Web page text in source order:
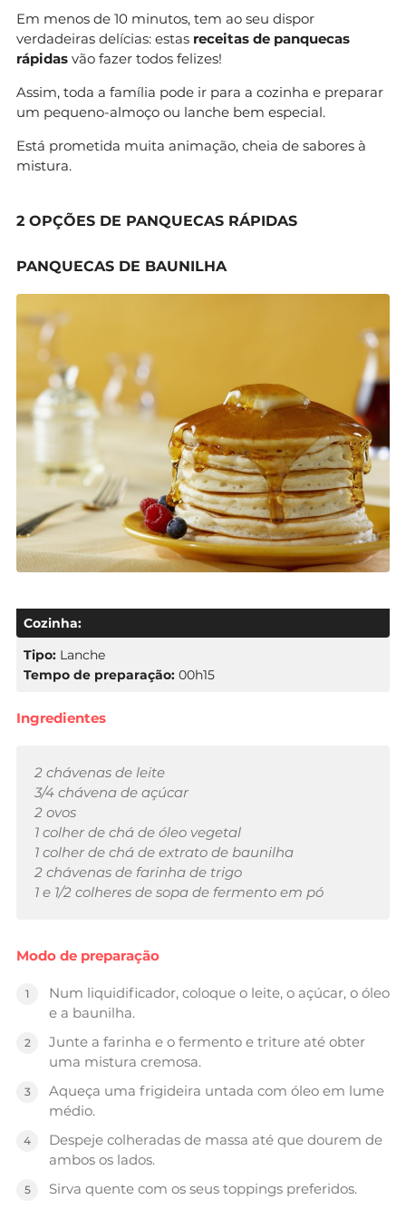
Em menos de 10 minutos, tem ao seu dispor
verdadeiras delícias: estas receitas de panquecas
rápidas vão fazer todos felizes!
Assim, toda a família pode ir para a cozinha e preparar
um pequeno-almoço ou lanche bem especial.
Está prometida muita animação, cheia de sabores à
mistura.
2 OPÇÕES DE PANQUECAS RÁPIDAS
PANQUECAS DE BAUNILHA
Cozinha:
Tipo: Lanche
Tempo de preparação: 00h15
Ingredientes
2 chávenas de leite
3/4 chávena de açúcar
2 ovos
1 colher de chá de óleo vegetal
1 colher de chá de extrato de baunilha
2 chávenas de farinha de trigo
1 e 1/2 colheres de sopa de fermento em pó
Modo de preparação
Num liquidificador, coloque o leite, o açúcar, o óleo
e a baunilha.
Junte a farinha e o fermento e triture até obter
uma mistura cremosa.
Aqueça uma frigideira untada com óleo em lume
médio.
Despeje colheradas de massa até que dourem de
ambos os lados.
Sirva quente com os seus toppings preferidos.